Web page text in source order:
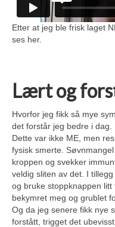
Etter at jeg ble frisk laget
ses her.
Lært og
Hvorfor jeg fikk så mye
det forstår jeg bedre i dag.
Dette var ikke ME, men
fysisk smerte.
kroppen og svekker
veldig sliten av det. I
og bruke stoppknappen
bekymret meg og grublet
Og da jeg senere fikk nye
forstått, trigget det